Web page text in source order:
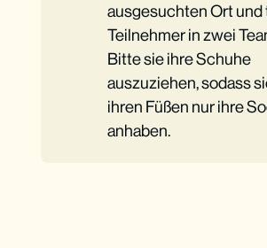
ausgesuchten Ort und
Teilnehmer in zwei
Bitte sie ihre Schuhe
auszuziehen, sodass
ihren Füßen nur ihre
anhaben.